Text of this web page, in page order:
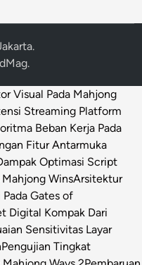
.
.
Visual Pada Mahjong
Streaming Platform
Beban Kerja Pada
Fitur Antarmuka
Optimasi Script
WinsArsitektur
Gates of
Digital Kompak Dari
Sensitivitas Layar
Pengujian Tingkat